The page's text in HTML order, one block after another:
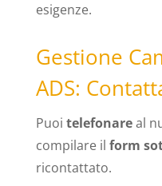
esigenze.
Gestione
ADS:
Puoi telefonareal
compilare il form
ricontattato.